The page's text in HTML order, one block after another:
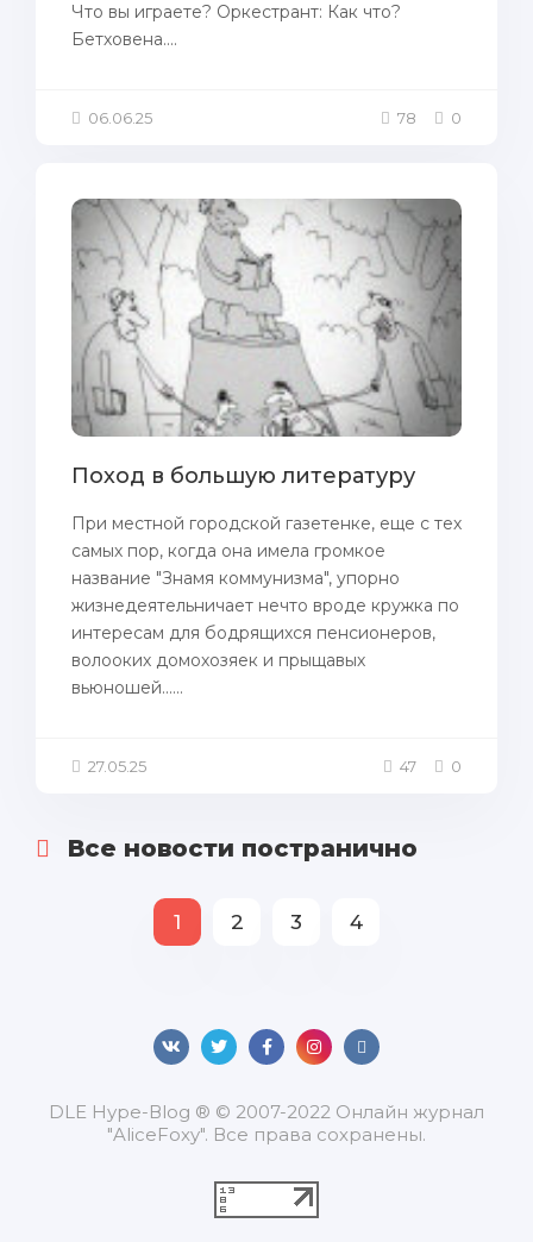
Что вы играете? Оркестрант: Как что?
Бетховена....
06.06.25 78 0
Поход в большую литературу
При местной городской газетенке, еще с тех
самых пор, когда она имела громкое
название "Знамя коммунизма", упорно
жизнедеятельничает нечто вроде кружка по
интересам для бодрящихся пенсионеров,
волооких домохозяек и прыщавых
вьюношей......
27.05.25 47 0
Все новости постранично
1 2 3 4
DLЕ Нуре-Вlоg ® © 2007-2022 Онлайн журнал
"AliceFoxy". Все права сохранены.